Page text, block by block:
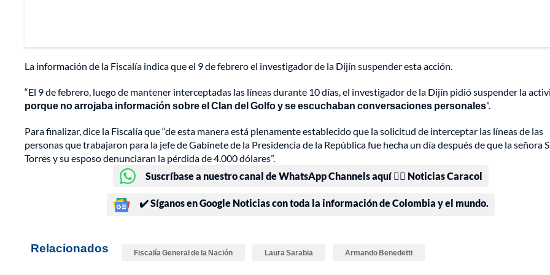
La información de la Fiscalía indica que el 9 de febrero el investigador de la Dijín suspender esta acción.
“El 9 de febrero, luego de mantener interceptadas las líneas durante 10 días, el investigador de la Dijín pidió suspender la
porque no arrojaba información sobre el Clan del Golfo y se escuchaban conversaciones personales”.
Para finalizar, dice la Fiscalía que “de esta manera está plenamente establecido que la solicitud de interceptar las líneas de las
personas que trabajaron para la jefe de Gabinete de la Presidencia de la República fue hecha un día después de que la señora
Torres y su esposo denunciaran la pérdida de 4.000 dólares”.
Suscríbase a nuestro canal de WhatsApp Channels aquí 👉🏻 Noticias Caracol
✔️ Síganos en Google Noticias con toda la información de Colombia y el mundo.
Relacionados Fiscalía General de la Nación Laura Sarabia Armando Benedetti